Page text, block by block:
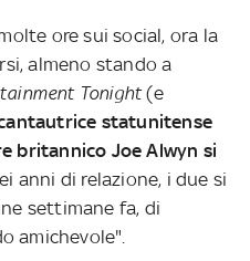
ore sui social, ora la
almeno stando a
Tonight(e
statunitense
britannico Joe Alwyn si
anni di relazione, i due si
settimane fa, di
amichevole".